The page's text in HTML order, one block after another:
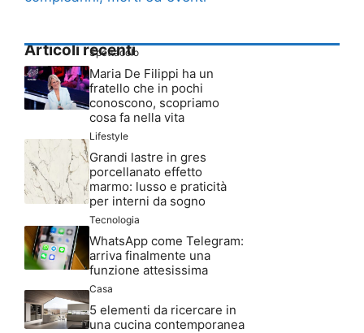
Articoli recenti
Spettacolo
Maria De Filippi ha un
fratello che in pochi
conoscono, scopriamo
cosa fa nella vita
Lifestyle
Grandi lastre in gres
porcellanato effetto
marmo: lusso e praticità
per interni da sogno
Tecnologia
WhatsApp come Telegram:
arriva finalmente una
funzione attesissima
Casa
5 elementi da ricercare in
una cucina contemporanea